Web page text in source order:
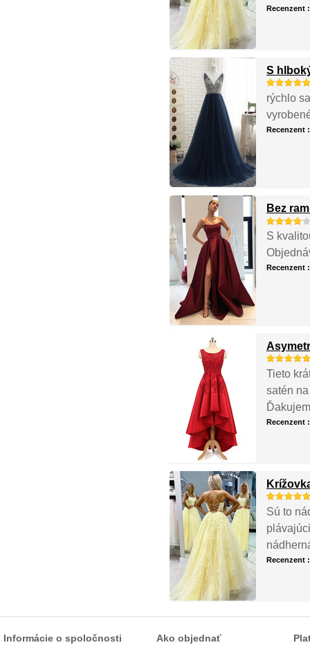
Recenzent
S
rýchlo
Recenzent
Bez
S
Recenzent
Tieto
satén
Recenzent
Sú to
Recenzent
Informácie o spoločnosti Ako objednať